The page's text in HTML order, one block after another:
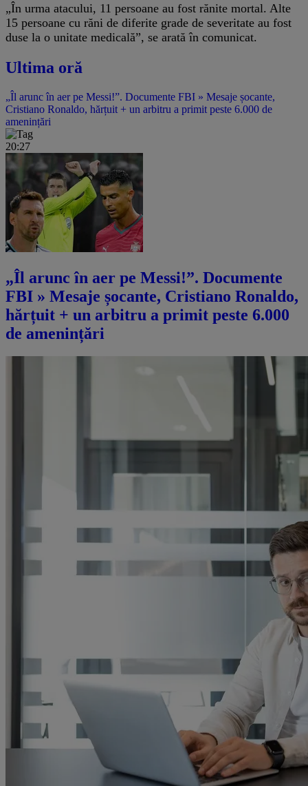
„În urma atacului, 11 persoane au fost rănite mortal. Alte
15 persoane cu răni de diferite grade de severitate au fost
duse la o unitate medicală”, se arată în comunicat.
Ultima oră
„Îl arunc în aer pe Messi!”. Documente FBI » Mesaje șocante,
Cristiano Ronaldo, hărțuit + un arbitru a primit peste 6.000 de
amenințări
20:27
„Îl arunc în aer pe Messi!”. Documente
FBI » Mesaje șocante, Cristiano Ronaldo,
hărțuit + un arbitru a primit peste 6.000
de amenințări